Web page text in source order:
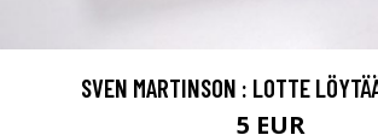
SVEN MARTINSON : LOTTE
5 EUR